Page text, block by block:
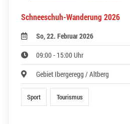
Schneeschuh-Wanderung 2026
So, 22. Februar 2026
09:00 - 15:00 Uhr
Gebiet Ibergeregg / Altberg
Sport Tourismus